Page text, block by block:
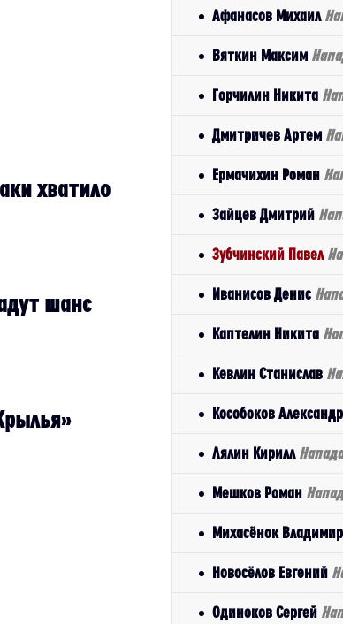
хватило
шанс
Афанасов Михаил
Вяткин Максим
Горчилин Никита
Дмитричев Артем
Ермачихин Роман
Зайцев Дмитрий
Зубчинский Павел
Иванисов Денис
Каптелин Никита
Кевлин Станислав
Кособоков Александр
Лялин Кирилл
Мешков Роман
Михасёнок Владимир
Новосёлов Евгений
Одиноков Сергей